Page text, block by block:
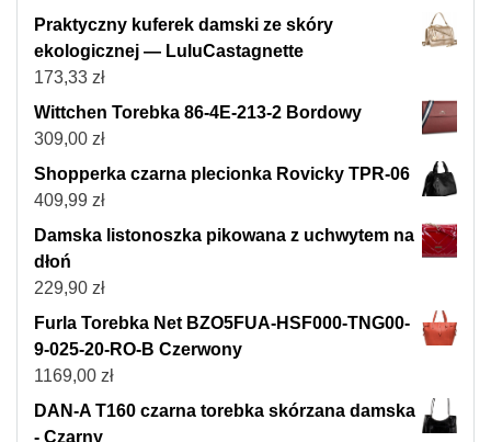
Praktyczny kuferek damski ze skóry
ekologicznej — LuluCastagnette
173,33 zł
Wittchen Torebka 86-4E-213-2 Bordowy
309,00 zł
Shopperka czarna plecionka Rovicky TPR-06
409,99 zł
Damska listonoszka pikowana z uchwytem na
dłoń
229,90 zł
Furla Torebka Net BZO5FUA-HSF000-TNG00-
9-025-20-RO-B Czerwony
1169,00 zł
DAN-A T160 czarna torebka skórzana damska
- Czarny